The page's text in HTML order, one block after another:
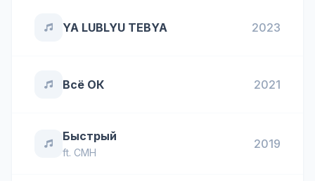
YA LUBLYU TEBYA 2023
Всё ОК 2021
Быстрый
ft. CMH
2019